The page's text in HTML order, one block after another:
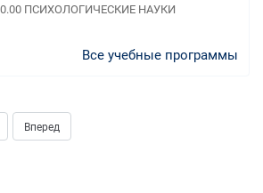
ПСИХОЛОГИЧЕСКИЕ НАУКИ
Все учебные программы
Вперед